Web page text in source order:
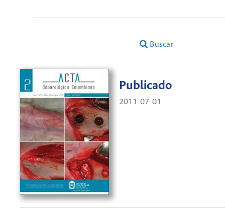
Buscar
Publicado
2011-07-01